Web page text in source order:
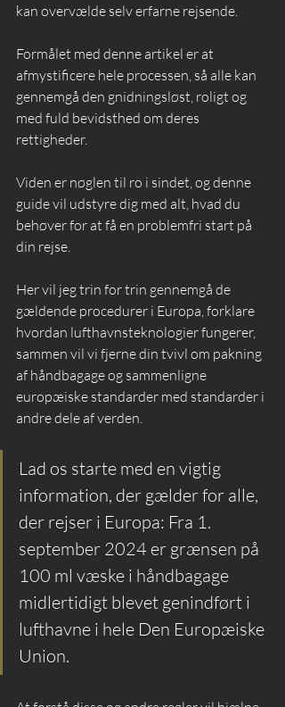
kan overvælde selv erfarne rejsende.
Formålet med denne artikel er at
afmystificere hele processen, så alle kan
gennemgå den gnidningsløst, roligt og
med fuld bevidsthed om deres
rettigheder.
Viden er nøglen til ro i sindet, og denne
guide vil udstyre dig med alt, hvad du
behøver for at få en problemfri start på
din rejse.
Her vil jeg trin for trin gennemgå de
gældende procedurer i Europa, forklare
hvordan lufthavnsteknologier fungerer,
sammen vil vi fjerne din tvivl om pakning
af håndbagage og sammenligne
europæiske standarder med standarder i
andre dele af verden.
Lad os starte med en vigtig
information, der gælder for alle,
der rejser i Europa: Fra 1.
september 2024 er grænsen på
100 ml væske i håndbagage
midlertidigt blevet genindført i
lufthavne i hele Den Europæiske
Union.